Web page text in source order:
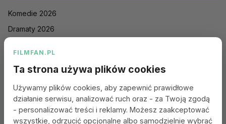
Komedie 2026
Dramaty 2026
Sci-Fi 2026
Animacje 2026
FILMFAN.PL
Ta strona używa plików cookies
Używamy plików cookies, aby zapewnić prawidłowe
działanie serwisu, analizować ruch oraz - za Twoją zgodą
- personalizować treści i reklamy. Możesz zaakceptować
wszystkie, odrzucić opcjonalne albo samodzielnie wybrać